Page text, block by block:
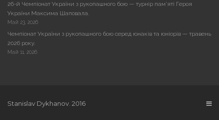
26-й Чемпіонат України з рукопашного бою — турнір пам’яті Героя
України Максима Шаповала.
Май 23, 2026
Чемпіонат України з рукопашного бою серед юнаків та юніорів — травень
2026 року.
Май 11, 2026
Stanislav Dykhanov. 2016